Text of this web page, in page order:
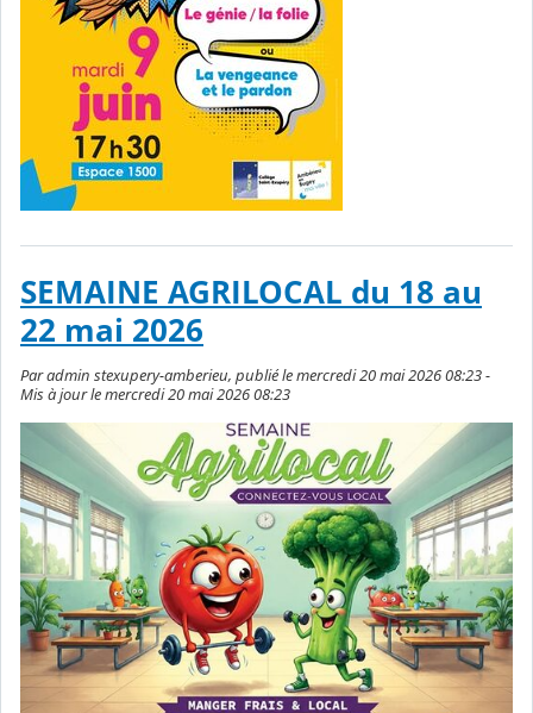
SEMAINE AGRILOCAL du 18 au
22 mai 2026
Par admin stexupery-amberieu, publié le mercredi 20 mai 2026 08:23 -
Mis à jour le mercredi 20 mai 2026 08:23